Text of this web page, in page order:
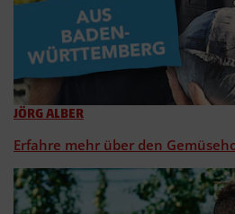
JÖRG ALBER
Erfahre mehr über den